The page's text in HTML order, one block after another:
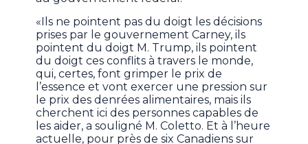
«Ils ne pointent pas du doigt les décisions
prises par le gouvernement Carney, ils
pointent du doigt M. Trump, ils pointent
du doigt ces conflits à travers le monde,
qui, certes, font grimper le prix de
l’essence et vont exercer une pression sur
le prix des denrées alimentaires, mais ils
cherchent ici des personnes capables de
les aider, a souligné M. Coletto. Et à l’heure
actuelle, pour près de six Canadiens sur